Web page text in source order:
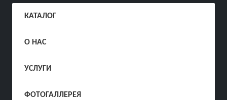
КАТАЛОГ
О НАС
УСЛУГИ
ФОТОГАЛЛЕРЕЯ